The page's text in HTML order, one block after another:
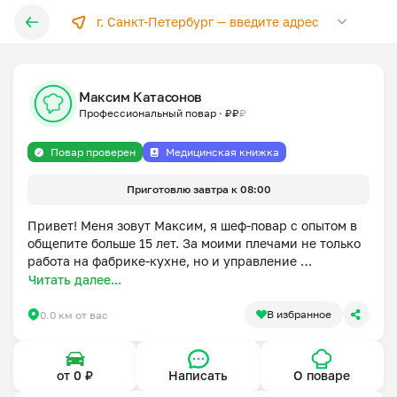
г. Санкт-Петербург —введите адрес
Максим Катасонов
Профессиональный повар · ₽₽₽
Повар проверен Медицинская книжка
Приготовлю завтра к 08:00
Привет! Меня зовут Максим, я шеф-повар с опытом в
общепите больше 15 лет. За моими плечами не только
работа на фабрике-кухне, но и управление
собственной кухней. Это значит, что я готовлю вам
и санитарии.
• Продукты закупаю лично для вас в день готовки —
только свежее, никакого «вчерашнего».
• На вашей кухне будет идеальный порядок.
Читать далее...
0.0 км от вас В избранное
от 0 ₽ Написать О поваре